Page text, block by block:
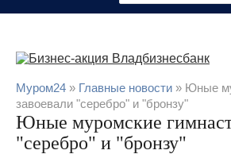
Муром24 » Главные новости » Юные
завоевали "серебро" и "бронзу"
Юные муромские
"серебро" и "бронзу"